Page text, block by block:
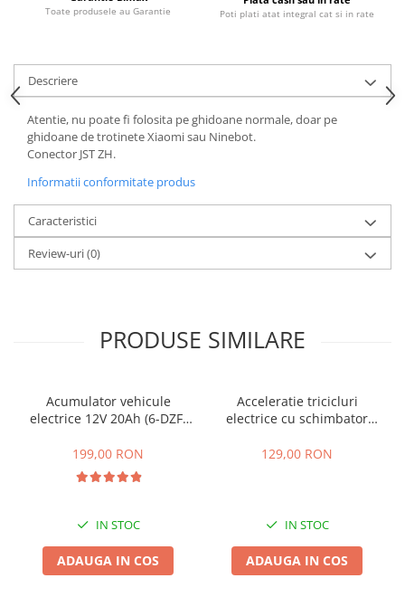
Cu 2 Roti
Cu 4 Roti
Cu Pedale
Fara Permis
25 km/h
45 km/h
50 km/h
Chopper
Harley
⬇ MARCI
➔ Kuba
PIESE DE SCHIMB
Cauciucuri
Toate produsele au Garantie Poti plati atat integral cat si in rate
Descriere
Atentie, nu poate fi folosita pe ghidoane normale, doar pe
ghidoane de trotinete Xiaomi sau Ninebot.
Conector JST ZH.
Informatii conformitate produs
Caracteristici
Review-uri(0)
PRODUSE SIMILARE
Acumulator vehicule
electrice 12V 20Ah (6-DZF-
199,00 RON
IN STOC
ADAUGA IN COS
Acceleratie tricicluri
electrice cu schimbator
inainte,inapoi
129,00 RON
IN STOC
ADAUGA IN COS